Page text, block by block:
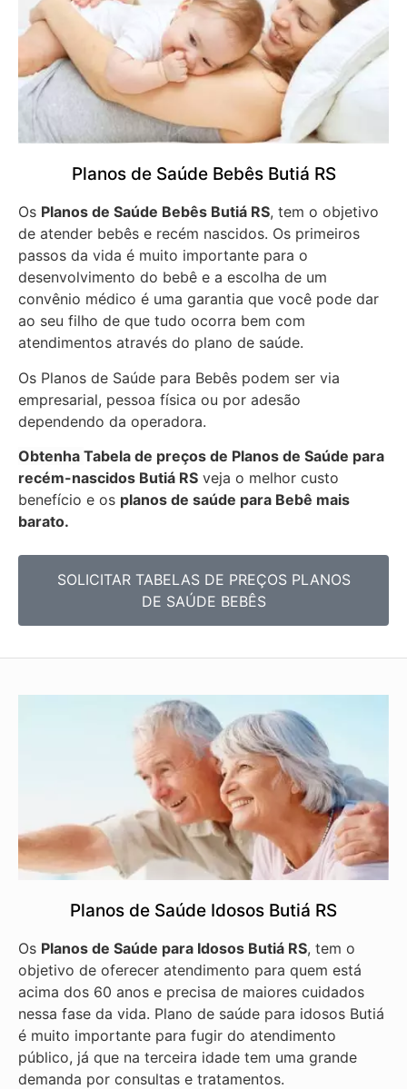
Planos de Saúde Bebês Butiá RS
Os Planos de Saúde Bebês Butiá RS, tem o objetivo
de atender bebês e recém nascidos. Os primeiros
passos da vida é muito importante para o
desenvolvimento do bebê e a escolha de um
convênio médico é uma garantia que você pode dar
ao seu filho de que tudo ocorra bem com
atendimentos através do plano de saúde.
Os Planos de Saúde para Bebês podem ser via
empresarial, pessoa física ou por adesão
dependendo da operadora.
Obtenha Tabela de preços de Planos de Saúde para
recém-nascidos Butiá RS veja o melhor custo
benefício e os planos de saúde para Bebê mais
barato.
SOLICITAR TABELAS DE PREÇOS PLANOS
DE SAÚDE BEBÊS
Planos de Saúde Idosos Butiá RS
Os Planos de Saúde para Idosos Butiá RS, tem o
objetivo de oferecer atendimento para quem está
acima dos 60 anos e precisa de maiores cuidados
nessa fase da vida. Plano de saúde para idosos Butiá
é muito importante para fugir do atendimento
público, já que na terceira idade tem uma grande
demanda por consultas e tratamentos.